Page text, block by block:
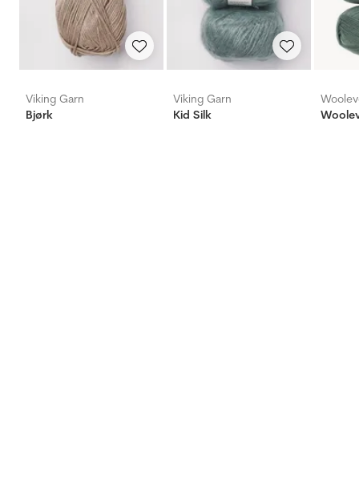
Viking Garn
Bjørk
Viking Garn
Kid Silk